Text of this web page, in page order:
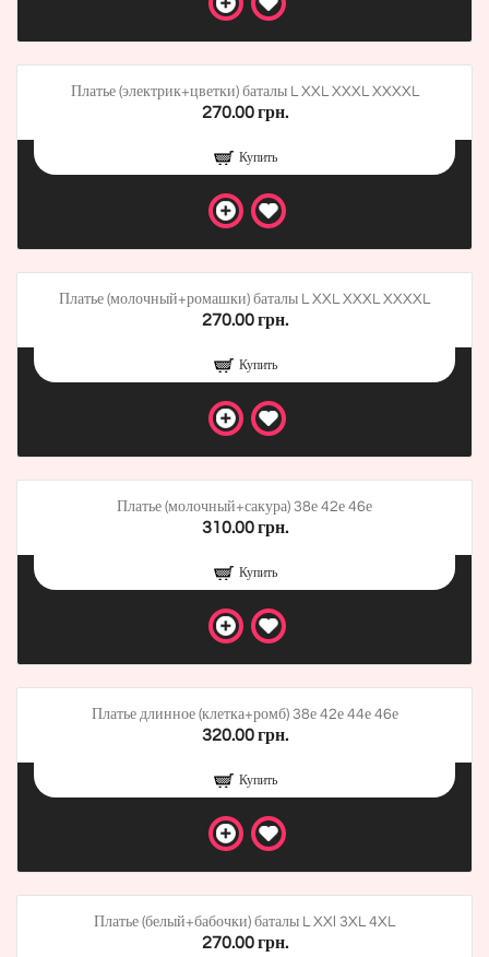
Платье (электрик+цветки) баталы L XXL XXXL XXXXL
270.00 грн.
Купить
Платье (молочный+ромашки) баталы L XXL XXXL XXXXL
270.00 грн.
Купить
Платье (молочный+сакура) 38е 42е 46е
310.00 грн.
Купить
Платье длинное (клетка+ромб) 38е 42е 44е 46е
320.00 грн.
Купить
Платье (белый+бабочки) баталы L XXl 3XL 4XL
270.00 грн.